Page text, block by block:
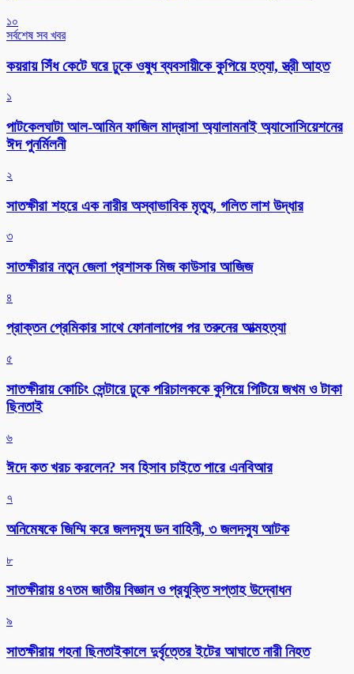
১০
সর্বশেষ সব খবর
কয়রায় সিঁধ কেটে ঘরে ঢুকে ওষুধ ব্যবসায়ীকে কুপিয়ে হত্যা, স্ত্রী আহত
১
পাটকেলঘাটা আল-আমিন ফাজিল মাদ্রাসা অ্যালামনাই অ্যাসোসিয়েশনের
ঈদ পুনর্মিলনী
২
সাতক্ষীরা শহরে এক নারীর অস্বাভাবিক মৃত্যু, গলিত লাশ উদ্ধার
৩
সাতক্ষীরার নতুন জেলা প্রশাসক মিজ কাউসার আজিজ
৪
প্রাক্তন প্রেমিকার সাথে ফোনালাপের পর তরুনের আত্মহত্যা
৫
সাতক্ষীরায় কোচিং সেন্টারে ঢুকে পরিচালককে কুপিয়ে পিটিয়ে জখম ও টাকা
ছিনতাই
৬
ঈদে কত খরচ করলেন? সব হিসাব চাইতে পারে এনবিআর
৭
অনিমেষকে জিম্মি করে জলদস্যু ডন বাহিনী, ৩ জলদস্যু আটক
৮
সাতক্ষীরায় ৪৭তম জাতীয় বিজ্ঞান ও প্রযুক্তি সপ্তাহ উদ্বোধন
৯
সাতক্ষীরায় গহনা ছিনতাইকালে দুর্বৃত্তের ইটের আঘাতে নারী নিহত